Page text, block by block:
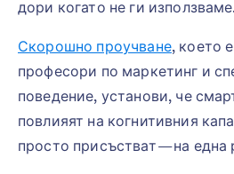
дори когато не ги използваме.
Скорошно проучване, което
професори по маркетинг и
поведение, установи, че
повлияят на когнитивния
просто присъстват — на една